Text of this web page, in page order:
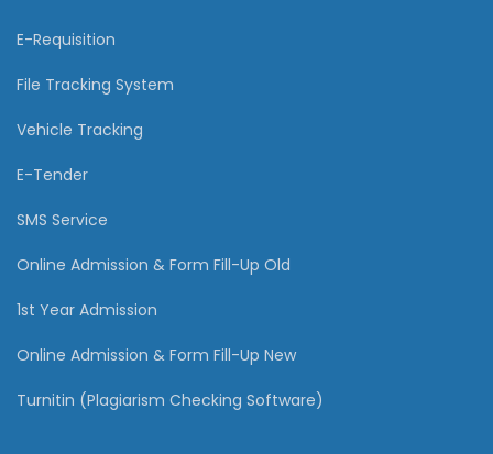
E-Requisition
File Tracking System
Vehicle Tracking
E-Tender
SMS Service
Online Admission & Form Fill-Up Old
1st Year Admission
Online Admission & Form Fill-Up New
Turnitin (Plagiarism Checking Software)